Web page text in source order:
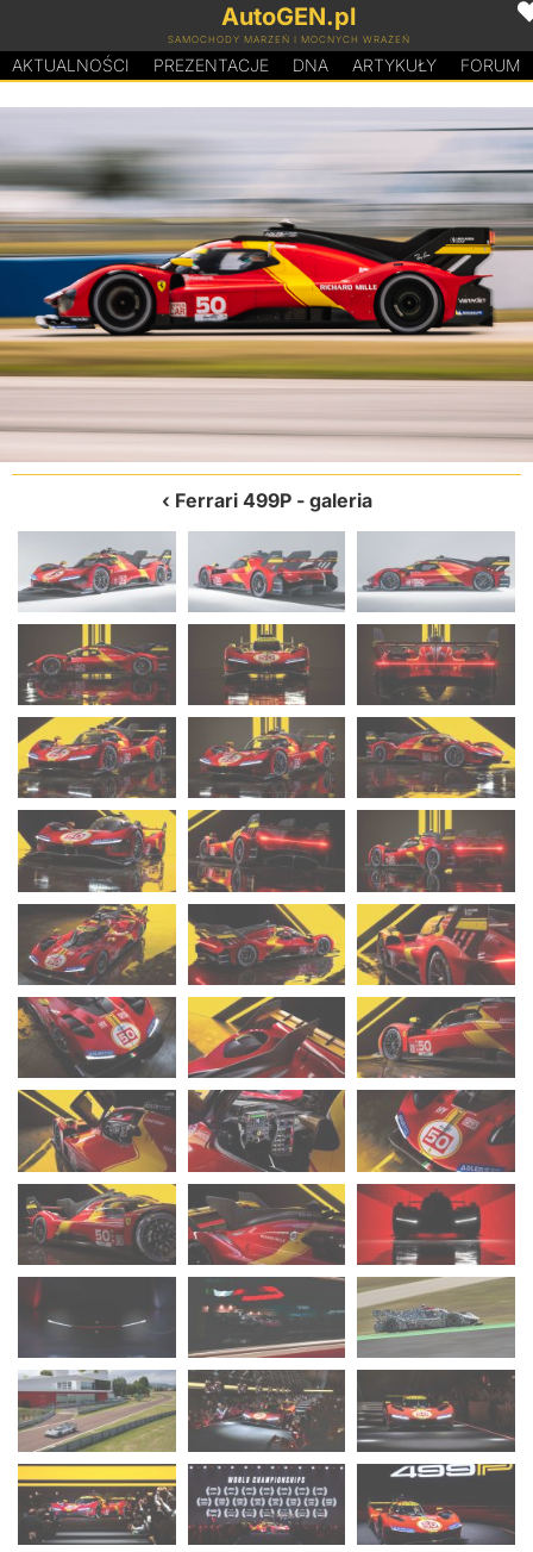
AutoGEN.pl
SAMOCHODY MARZEŃ I MOCNYCH WRAŻEŃ
AKTUALNOŚCI PREZENTACJE DNA ARTYKUŁY FORUM
Ferrari 499P- galeria